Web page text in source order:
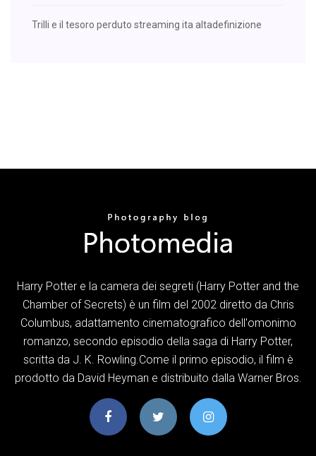
Trilli e il tesoro perduto streaming ita altadefinizione
Harry Potter e la camera dei segreti (Harry Potter and the
Chamber of Secrets) è un film del 2002 diretto da Chris
Columbus, adattamento cinematografico dell'omonimo
romanzo, secondo episodio della saga di Harry Potter,
scritta da J. K. Rowling.Come il primo episodio, il film è
prodotto da David Heyman e distribuito dalla Warner Bros.